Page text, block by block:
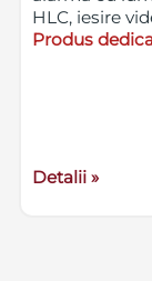
HLC, iesire
Produs
Detalii »